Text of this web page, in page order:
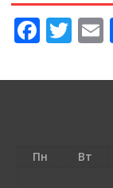
F
e
o
T
itt
Пн Вт